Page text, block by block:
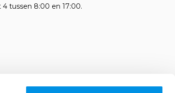
4 tussen 8:00 en 17:00.